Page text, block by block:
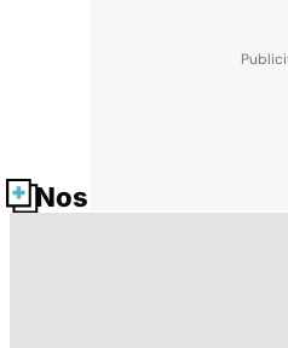
Nos fiches santé